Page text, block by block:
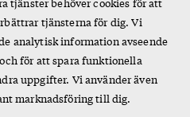
tjänsterna för dig. Vi
analytisk information avseende
för att spara funktionella
uppgifter. Vi använder även
marknadsföring till dig.